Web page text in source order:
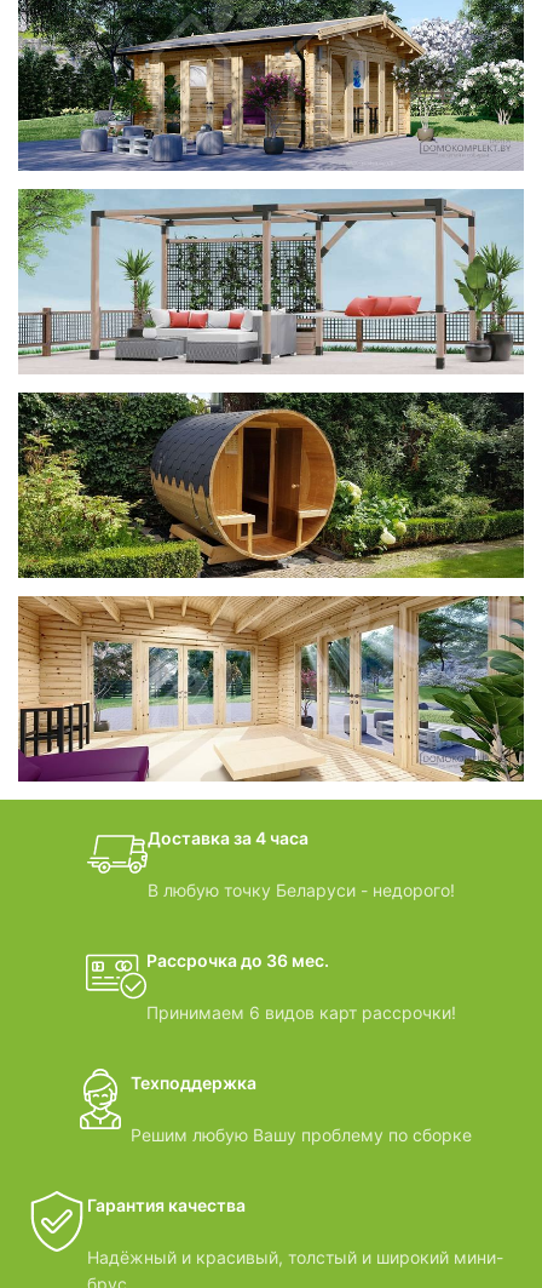
фотогалерея
ДОМИКИ
фотогалерея
Беседки CUBE
фотогалерея
БАНИ-БОЧКИ
дачные домики
ВИДЕООБЗОРЫ
Доставка за 4 часа
В любую точку Беларуси - недорого!
Рассрочка до 36 мес.
Принимаем 6 видов карт рассрочки!
Техподдержка
Решим любую Вашу проблему по сборке
Гарантия качества
Надёжный и красивый, толстый и широкий мини-
брус